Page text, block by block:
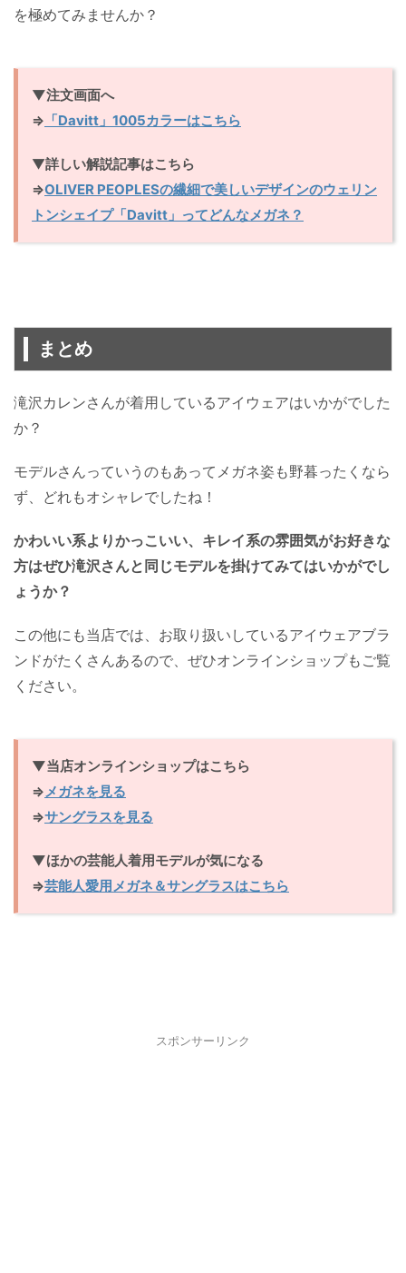
を極めてみませんか？
▼注文画面へ
⇒ 「Davitt」1005カラーはこちら
▼詳しい解説記事はこちら
⇒OLIVER PEOPLESの繊細で美しいデザインのウェリン
トンシェイプ「Davitt」ってどんなメガネ？
まとめ
滝沢カレンさんが着用しているアイウェアはいかがでした
か？
モデルさんっていうのもあってメガネ姿も野暮ったくなら
ず、どれもオシャレでしたね！
かわいい系よりかっこいい、キレイ系の雰囲気がお好きな
方はぜひ滝沢さんと同じモデルを掛けてみてはいかがでし
ょうか？
この他にも当店では、お取り扱いしているアイウェアブラ
ンドがたくさんあるので、ぜひオンラインショップもご覧
ください。
▼当店オンラインショップはこちら
⇒メガネを見る
⇒サングラスを見る
▼ほかの芸能人着用モデルが気になる
⇒芸能人愛用メガネ＆サングラスはこちら
スポンサーリンク